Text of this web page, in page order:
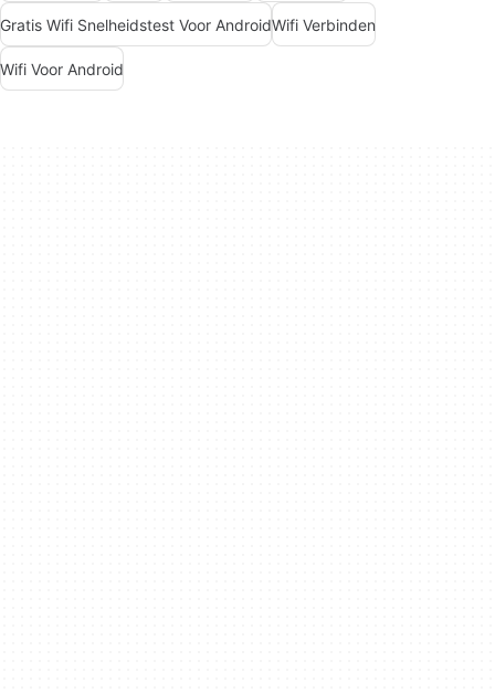
Gratis Wifi Snelheidstest Voor AndroidWifi Verbinden
Wifi Voor Android